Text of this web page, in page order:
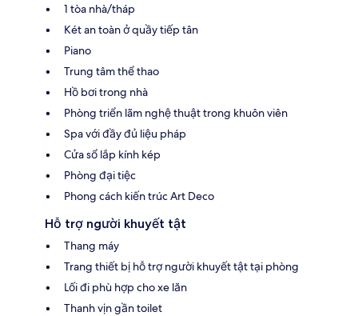
1 tòa nhà/tháp
Két an toàn ở quầy tiếp tân
Piano
Trung tâm thể thao
Hồ bơi trong nhà
Phòng triển lãm nghệ thuật trong khuôn viên
Spa với đầy đủ liệu pháp
Cửa sổ lắp kính kép
Phòng đại tiệc
Phong cách kiến trúc Art Deco
Hỗ trợ người khuyết tật
Thang máy
Trang thiết bị hỗ trợ người khuyết tật tại phòng
Lối đi phù hợp cho xe lăn
Thanh vịn gần toilet